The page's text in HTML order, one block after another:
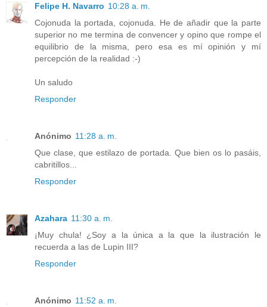
Felipe H. Navarro 10:28 a. m.
Cojonuda la portada, cojonuda. He de añadir que la parte
superior no me termina de convencer y opino que rompe el
equilibrio de la misma, pero esa es mí opinión y mí
percepción de la realidad :-)
Un saludo
Responder
Anónimo 11:28 a. m.
Que clase, que estilazo de portada. Que bien os lo pasáis,
cabritillos...
Responder
Azahara 11:30 a. m.
¡Muy chula! ¿Soy a la única a la que la ilustración le
recuerda a las de Lupin III?
Responder
Anónimo 11:52 a. m.